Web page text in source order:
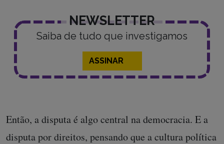
NEWSLETTER
Saiba de tudo que investigamos
ASSINAR
Então, a disputa é algo central na democracia. E a
disputa por direitos, pensando que a cultura política